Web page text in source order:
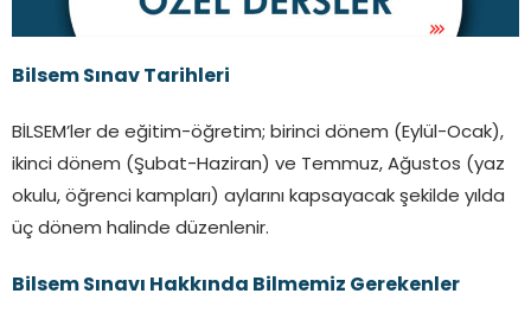
Bilsem Sınav Tarihleri
BİLSEM’ler de eğitim-öğretim; birinci dönem (Eylül-Ocak),
ikinci dönem (Şubat-Haziran) ve Temmuz, Ağustos (yaz
okulu, öğrenci kampları) aylarını kapsayacak şekilde yılda
üç dönem halinde düzenlenir.
Bilsem Sınavı Hakkında Bilmemiz Gerekenler